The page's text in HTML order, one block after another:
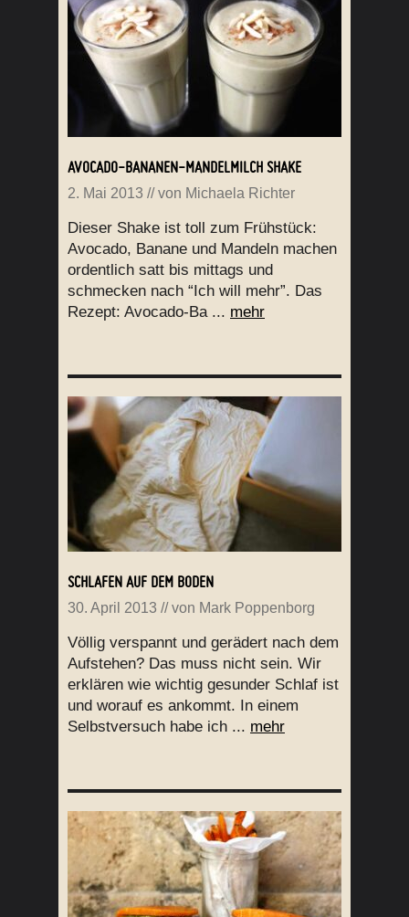
AVOCADO-BANANEN-MANDELMILCH SHAKE
2. Mai 2013 // von Michaela Richter
Dieser Shake ist toll zum Frühstück:
Avocado, Banane und Mandeln machen
ordentlich satt bis mittags und
schmecken nach “Ich will mehr”. Das
Rezept: Avocado-Ba ... mehr
SCHLAFEN AUF DEM BODEN
30. April 2013 // von Mark Poppenborg
Völlig verspannt und gerädert nach dem
Aufstehen? Das muss nicht sein. Wir
erklären wie wichtig gesunder Schlaf ist
und worauf es ankommt. In einem
Selbstversuch habe ich ... mehr